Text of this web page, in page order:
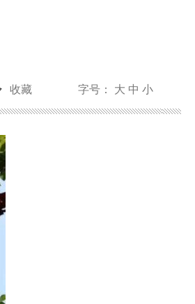
字号： 大 中 小
收藏